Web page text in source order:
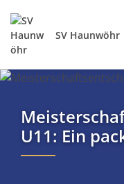
SV Haunwöhr
U11: Ein